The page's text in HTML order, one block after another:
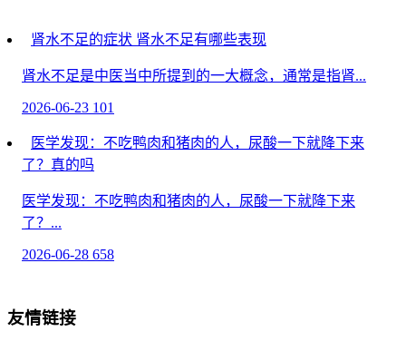
肾水不足的症状 肾水不足有哪些表现
肾水不足是中医当中所提到的一大概念，通常是指肾...
2026-06-23 101
医学发现：不吃鸭肉和猪肉的人，尿酸一下就降下来
了？真的吗
医学发现：不吃鸭肉和猪肉的人，尿酸一下就降下来
了？...
2026-06-28 658
子宫肌瘤的手术费用一般需要8000-30000元，具体费...
友情链接